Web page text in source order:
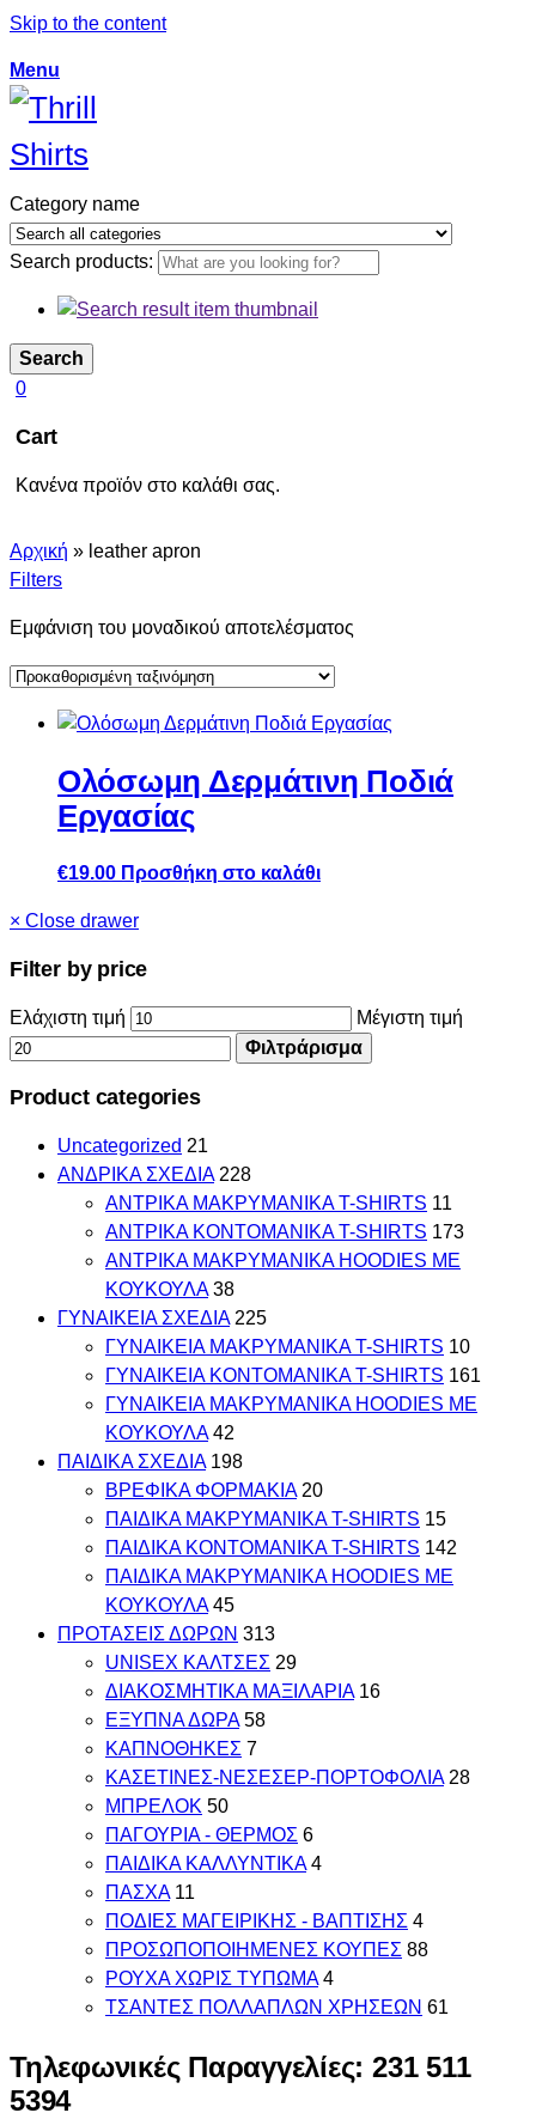
Skip to the content
Menu
Category name
Search products:
Search
0
Cart
Κανένα προϊόν στο καλάθι σας.
Αρχική » leather apron
Filters
Εμφάνιση του μοναδικού αποτελέσματος
Ολόσωμη Δερμάτινη Ποδιά
Εργασίας
€19.00 Προσθήκη στο καλάθι
× Close drawer
Filter by price
Ελάχιστη τιμή
Μέγιστη τιμή
Φιλτράρισμα
Product categories
Uncategorized 21
ΑΝΔΡΙΚΑ ΣΧΕΔΙΑ 228
ΑΝΤΡΙΚΑ MAKΡYMANIKA T-SHIRTS 11
ΑΝΤΡΙΚΑ ΚΟΝΤΟΜΑΝΙΚΑ T-SHIRTS 173
ΑΝΤΡΙΚΑ ΜΑΚΡΥΜΑΝΙΚΑ HOODIES ΜΕ
ΚΟΥΚΟΥΛΑ 38
ΓΥΝΑΙΚΕΙΑ ΣΧΕΔΙΑ 225
ΓΥΝΑΙΚΕΙΑ MAKΡYMANIKA T-SHIRTS 10
ΓΥΝΑΙΚΕΙΑ ΚΟΝΤΟΜΑΝΙΚΑ T-SHIRTS 161
ΓΥΝΑΙΚΕΙΑ ΜΑΚΡΥΜΑΝΙΚΑ HOODIES ΜΕ
ΚΟΥΚΟΥΛΑ 42
ΠΑΙΔΙΚΑ ΣΧΕΔΙΑ 198
ΒΡΕΦΙΚΑ ΦΟΡΜΑΚΙΑ 20
ΠΑΙΔΙΚΑ MAKΡYMANIKA T-SHIRTS 15
ΠΑΙΔΙΚΑ ΚΟΝΤΟΜΑΝΙΚΑ T-SHIRTS 142
ΠΑΙΔΙΚΑ ΜΑΚΡΥΜΑΝΙΚΑ HOODIES ΜΕ
ΚΟΥΚΟΥΛΑ 45
ΠΡΟΤΑΣΕΙΣ ΔΩΡΩΝ 313
UNISEX ΚΑΛΤΣΕΣ 29
ΔΙΑΚΟΣΜΗΤΙΚΑ ΜΑΞΙΛΑΡΙΑ 16
ΕΞΥΠΝΑ ΔΩΡΑ 58
ΚΑΠΝΟΘΗΚΕΣ 7
ΚΑΣΕΤΙΝΕΣ-ΝΕΣΕΣΕΡ-ΠΟΡΤΟΦΟΛΙΑ 28
ΜΠΡΕΛΟΚ 50
ΠΑΓΟΥΡΙΑ - ΘΕΡΜΟΣ 6
ΠΑΙΔΙΚΑ ΚΑΛΛΥΝΤΙΚΑ 4
ΠΑΣΧΑ 11
ΠΟΔΙΕΣ ΜΑΓΕΙΡΙΚΗΣ - ΒΑΠΤΙΣΗΣ 4
ΠΡΟΣΩΠΟΠΟΙΗΜΕΝΕΣ ΚΟΥΠΕΣ 88
ΡΟΥΧΑ ΧΩΡΙΣ ΤΥΠΩΜΑ 4
ΤΣΑΝΤΕΣ ΠΟΛΛΑΠΛΩΝ ΧΡΗΣΕΩΝ 61
Τηλεφωνικές Παραγγελίες: 231 511
5394